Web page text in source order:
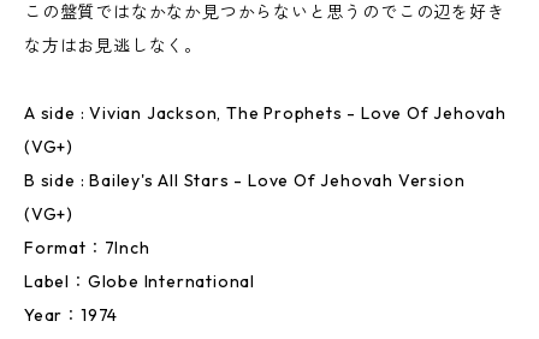
この盤質ではなかなか見つからないと思うのでこの辺を好き
な方はお見逃しなく。
A side : Vivian Jackson, The Prophets - Love Of Jehovah
(VG+)
B side : Bailey's All Stars - Love Of Jehovah Version
(VG+)
Format：7Inch
Label：Globe International
Year：1974